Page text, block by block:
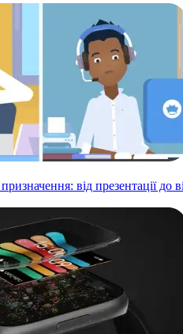
від презентації до